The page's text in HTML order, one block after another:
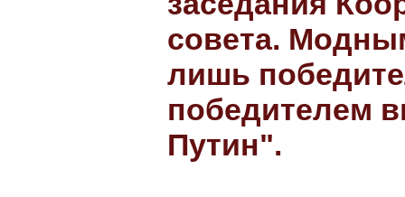
совета.
лишь
победителем
Путин".